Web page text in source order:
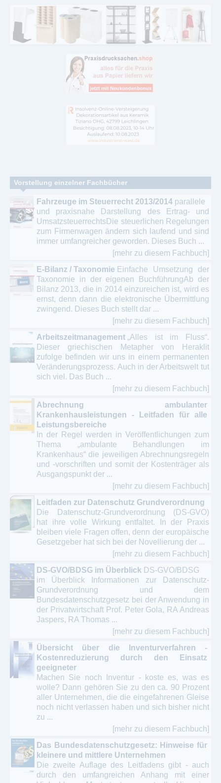
Vorstellung einzelner Fachbücher
Fahrzeuge im Steuerrecht 2013/2014 parallele
und praxisnahe Darstellung des Ertrag- und
UmsatzsteuerrechtsDie steuerlichen Regelungen
zum Firmenwagen ändern sich laufend und sind
immer umfangreicher geworden. Dieses Buch ...
[mehr zu diesem Fachbuch]
E-Bilanz / Taxonomie Einfache Umsetzung der
Taxonomie in der eigenen BuchführungAb der
Bilanz 2013, die in 2014 einzureichen ist, wird es
ernst, denn dann die elektronische Übermittlung
zwingend. Dieses Buch stellt dar ...
[mehr zu diesem Fachbuch]
Arbeitszeitmanagement „Alles ist im Fluss“.
Dieser griechischen Metapher von Heraklit
zufolge befinden wir uns in einem permanenten
Veränderungsprozess. Auch in der Arbeitswelt tut
sich viel. Das Buch ...
[mehr zu diesem Fachbuch]
Abrechnung ambulanter
Krankenhausleistungen - Leitfaden für alle
Leistungsbereiche
In der Regel werden in Veröffentlichungen zum
Thema „ambulante Behandlungen im
Krankenhaus“ die jeweiligen Abrechnungsregeln
und -vorschriften und somit der Kostenträger als
Ausgangspunkt der ...
[mehr zu diesem Fachbuch]
Leitfaden zur Datenschutz Grundverordnung
Die Datenschutz-Grundverordnung (DS-GVO)
hat ihre volle Wirkung entfaltet. In der Praxis
bleiben viele Fragen offen, denn der europäische
Gesetzgeber hat sich bei der Novellierung der ...
[mehr zu diesem Fachbuch]
DS-GVO/BDSG im Überblick DS-GVO/BDSG
im Überblick Informationen zur Datenschutz-
Grundverordnung und dem
Bundesdatenschutzgesetz bei der Anwendung in
der Privatwirtschaft Prof. Peter Gola, RA Andreas
Jaspers, RA Thomas ...
[mehr zu diesem Fachbuch]
Übersicht über die Inventurverfahren -
Kostenreduzierung durch den Einsatz
geeigneter
Machen Sie noch Inventur - koste es, was es
wolle? Dann gehören Sie zu den ca. 90 Prozent
aller Unternehmen, die die eingefahrenen Gleise
noch nicht verlassen haben und sich bisher nicht
zu ...
[mehr zu diesem Fachbuch]
Das Bundesdatenschutzgesetz: Hinweise für
kleinere und mittlere Unternehmen
Die zweite Auflage des Leitfadens gibt - auch
durch den umfangreichen Anhang mit einer